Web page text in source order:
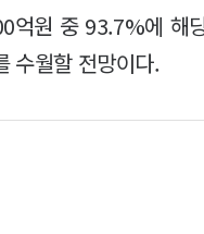
억원 중 93.7%에 해
수월할 전망이다.